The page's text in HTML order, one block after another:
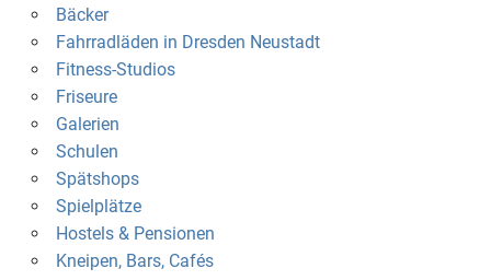
Bäcker
Fahrradläden in Dresden Neustadt
Fitness-Studios
Friseure
Galerien
Schulen
Spätshops
Spielplätze
Hostels & Pensionen
Kneipen, Bars, Cafés